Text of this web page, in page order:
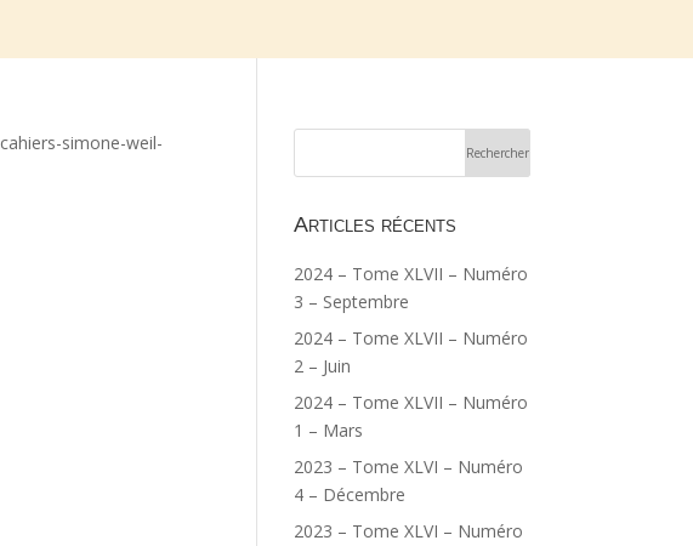
cahiers-simone-weil-
Articles récents
2024 – Tome XLVII – Numéro
3 – Septembre
2024 – Tome XLVII – Numéro
2 – Juin
2024 – Tome XLVII – Numéro
1 – Mars
2023 – Tome XLVI – Numéro
4 – Décembre
2023 – Tome XLVI – Numéro